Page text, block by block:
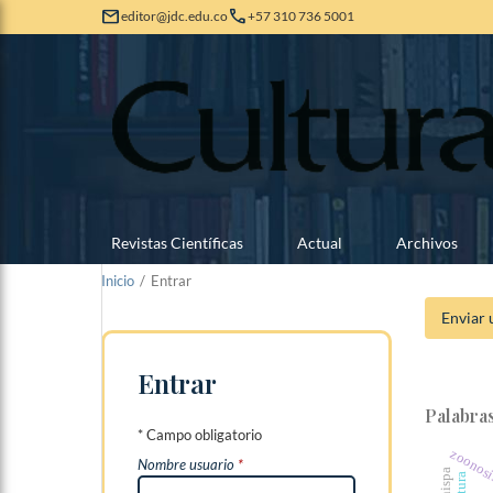
maileditor@jdc.edu.cocall+57 310 736 5001
Revistas Científicas Actual Archivos
Inicio / Entrar
Entrar
* Campo obligatorio
Nombre usuario *
Enviar